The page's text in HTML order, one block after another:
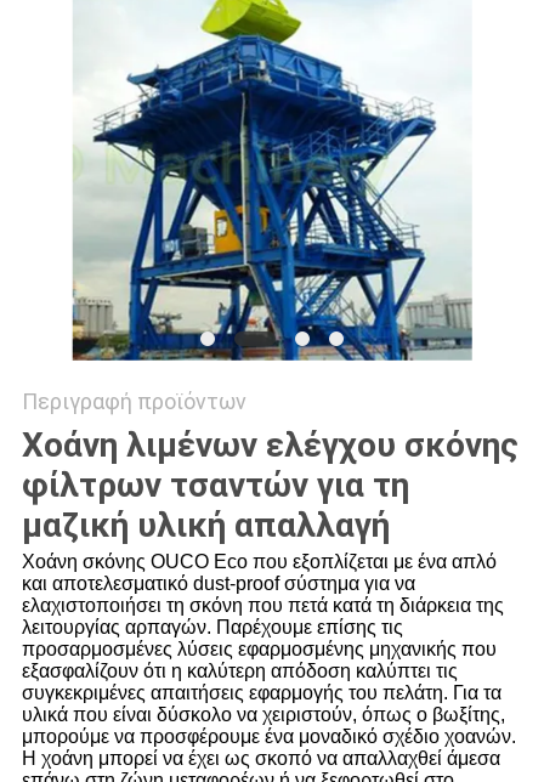
ΠΟΛΙΤΙΚΉ
ΑΠΟΡΡΉΤΟΥ
Περιγραφή προϊόντων
Χοάνη λιμένων ελέγχου σκόνης
φίλτρων τσαντών για τη
μαζική υλική απαλλαγή
Χοάνη σκόνης OUCO Eco που εξοπλίζεται με ένα απλό
και αποτελεσματικό dust-proof σύστημα για να
ελαχιστοποιήσει τη σκόνη που πετά κατά τη διάρκεια της
λειτουργίας αρπαγών. Παρέχουμε επίσης τις
προσαρμοσμένες λύσεις εφαρμοσμένης μηχανικής που
εξασφαλίζουν ότι η καλύτερη απόδοση καλύπτει τις
συγκεκριμένες απαιτήσεις εφαρμογής του πελάτη. Για τα
υλικά που είναι δύσκολο να χειριστούν, όπως ο βωξίτης,
μπορούμε να προσφέρουμε ένα μοναδικό σχέδιο χοανών.
Η χοάνη μπορεί να έχει ως σκοπό να απαλλαχθεί άμεσα